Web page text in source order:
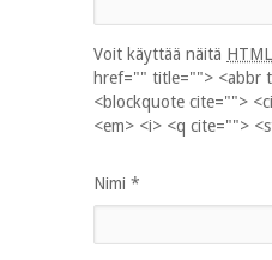
Voit käyttää näitä HTML
href="" title=""> <abbr
<blockquote cite="">
<em> <i> <q cite="">
Nimi *